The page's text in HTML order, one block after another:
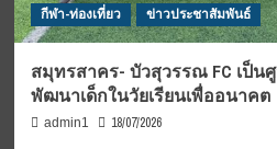
กีฬา-ท่องเที่ยว ข่าวประชาสัมพันธ์
สมุทรสาคร- บัวสุวรรณ FC เป็น
พัฒนาเด็กในวัยเรียนเพื่ออนาคต
admin1 18/07/2026